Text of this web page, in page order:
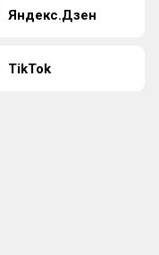
Яндекс.Дзен
TikTok